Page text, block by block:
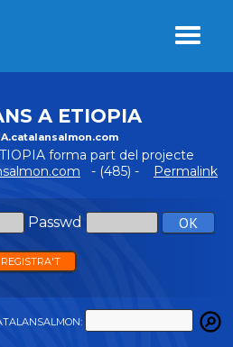
A ETIOPIA
forma part del projecte
- (485) -
Permalink
Passwd
REGISTRA'T